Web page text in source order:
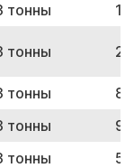
тонны
тонны
тонны
тонны
тонны